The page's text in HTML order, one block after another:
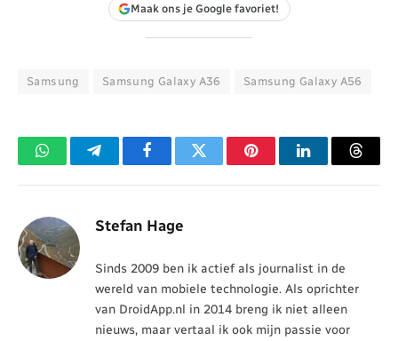
Maak ons je Google favoriet!
Samsung Samsung Galaxy A36 Samsung Galaxy A56
WhatsAppTelegramFacebookTwitter PinterestLinkedIn
Stefan Hage
Sinds 2009 ben ik actief als journalist in de
wereld van mobiele technologie. Als oprichter
van DroidApp.nl in 2014 breng ik niet alleen
nieuws, maar vertaal ik ook mijn passie voor